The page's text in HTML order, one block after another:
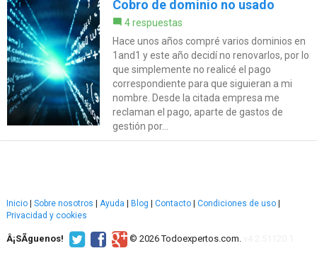
Cobro de dominio no usado
4 respuestas
Hace unos años compré varios dominios en
1and1 y este año decidí no renovarlos, por lo
que simplemente no realicé el pago
correspondiente para que siguieran a mi
nombre. Desde la citada empresa me
reclaman el pago, aparte de gastos de
gestión por...
Inicio Sobre nosotros Ayuda Blog Contacto Condiciones de uso
Privacidad y cookies
Â¡SÃ­guenos! © 2026 Todoexpertos.com.